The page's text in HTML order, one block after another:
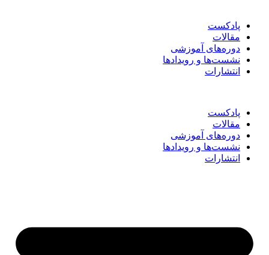
پادکست
مقالات
دوره‌های آموزشی
نشست‌ها و رویدادها
انتشارات
پادکست
مقالات
دوره‌های آموزشی
نشست‌ها و رویدادها
انتشارات